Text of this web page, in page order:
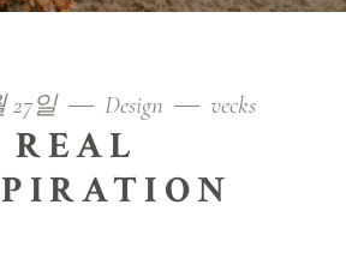
27일 Design vecks
REAL